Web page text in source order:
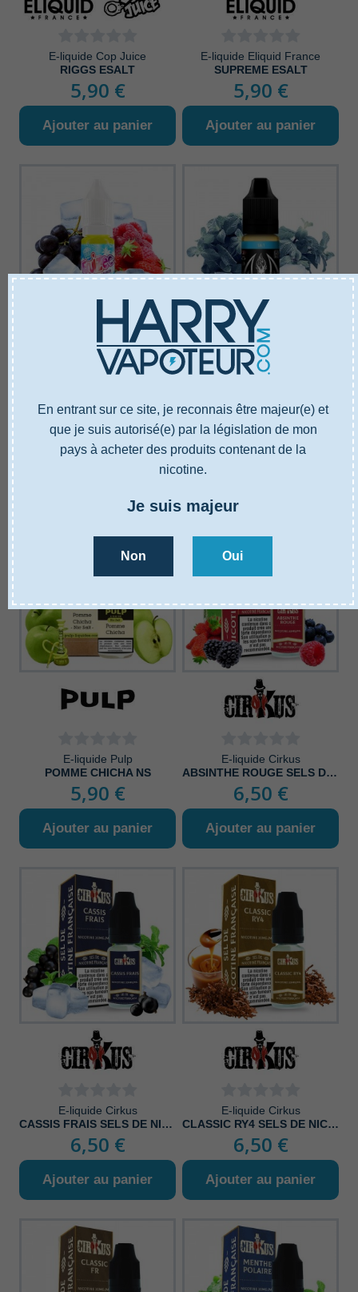
En entrant sur ce site, je reconnais être majeur(e) et
que je suis autorisé(e) par la législation de mon
pays à acheter des produits contenant de la
nicotine.
Je suis majeur
Non Oui
E-liquide Cop Juice
RIGGS ESALT
5,90 €
Ajouter au panier
E-liquide Eliquid France
SUPREME ESALT
5,90 €
Ajouter au panier
E-liquide Fruizee
BLOODY SUMMER ESALT
5,90 €
E-liquide Halo
SUBZERO ULTRA SALTS
6,40 €
Ajouter au panier
E-liquide Pulp
POMME CHICHA NS
5,90 €
Ajouter au panier
E-liquide Cirkus
ABSINTHE ROUGE SELS DE NICOTINE
6,50 €
Ajouter au panier
E-liquide Cirkus
CASSIS FRAIS SELS DE NICOTINE
6,50 €
Ajouter au panier
E-liquide Cirkus
CLASSIC RY4 SELS DE NICOTINE
6,50 €
Ajouter au panier